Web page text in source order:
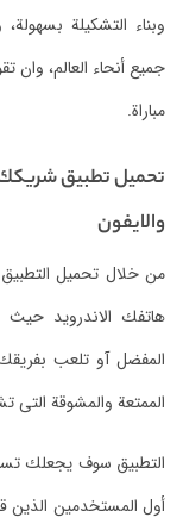
وبناء التشكيلة
جميع أنحاء العالم، وان
مباراة.
تحميل تطبيق شريكك
والايفون
من خلال تحميل
هاتفك الاندرويد حيث
المفضل آو تلعب
الممتعة والمشوقة التى
التطبيق سوف يجعلك
أول المستخدمين الذين